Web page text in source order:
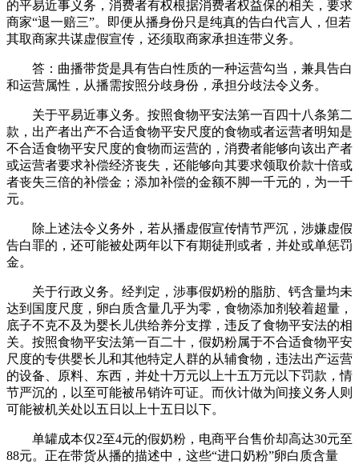
的平易近事义务，消费者有权根据消费者权益保的相关，要求
商家“退一赔三”。即便从播身份只是纯真的告白代言人，但若
其取商家共谋虚假宣传，还须取商家承担连带义务。
答：曲播带货是具有告白性质的一种运营勾当，兼具告白
和运营属性，从播需按照分歧身份，承担分歧法令义务。
关于平易近事义务。按照食物平安法第一百四十八条第二
款，出产者出产不合适食物平安尺度的食物或者运营者明知是
不合适食物平安尺度的食物而运营的，消费者能够向该出产者
或运营者要求补偿经济丧失，还能够向其要求领取价款十倍或
者丧失三倍的补偿金；添加补偿的金额不脚一千元的，为一千
元。
除上述法令义务外，若从播虚假宣传情节严沉，涉嫌虚假
告白罪的，还可能被处两年以下有期徒刑或者，并处或单惩罚
金。
关于行政义务。经判定，涉事假奶粉的脂肪、钙含量均未
达到国度尺度，卵白质含量几乎为零，食物添加剂较着超量，
底子不克不及为婴长儿供给养分支撑，违反了食物平安法的相
关。按照食物平安法第一百二十，假奶粉属于不合适食物平安
尺度的专供婴长儿和其他特定人群的从辅食物，违法出产运营
的设备、原料、东西，并处十万元以上十五万元以下罚款，情
节严沉的，以至可能被吊销许可证。而伙计做为间接义务人则
可能被机关处以五日以上十五日以下。
单罐成本仅2至4元的假奶粉，电商平台售价却高达30元至
88元。正在带货从播的描述中，这些“进口奶粉”卵白质含量